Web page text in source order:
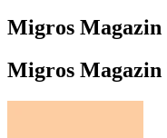
Migros Magazin
Migros Magazin